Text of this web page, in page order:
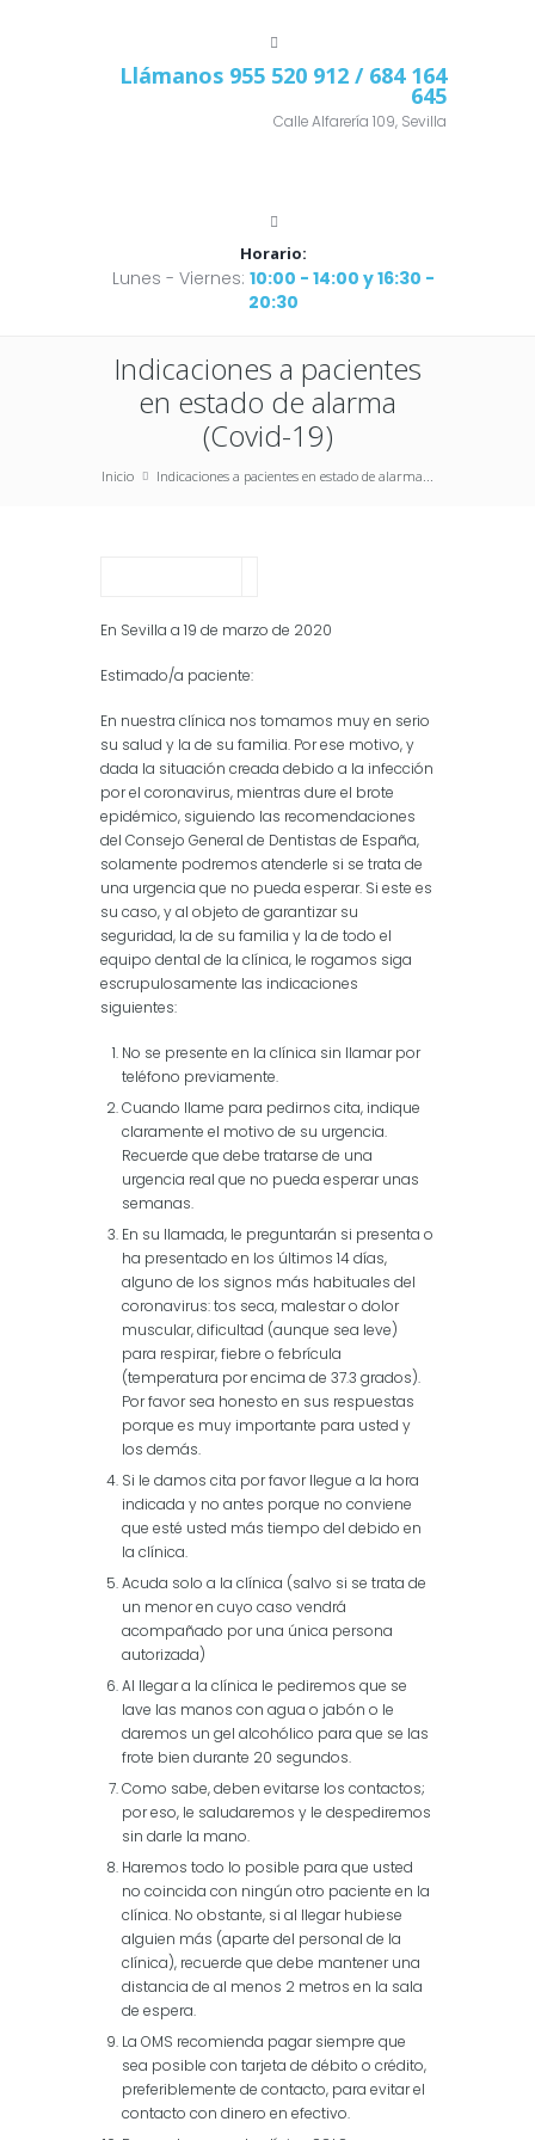
Llámanos 955 520 912 / 684 164
645
Calle Alfarería 109, Sevilla
Horario:
Lunes - Viernes: 10:00 - 14:00 y 16:30 -
20:30
Indicaciones a pacientes
en estado de alarma
(Covid-19)
Inicio Indicaciones a pacientes en estado de alarma...
En Sevilla a 19 de marzo de 2020
Estimado/a paciente:
En nuestra clínica nos tomamos muy en serio
su salud y la de su familia. Por ese motivo, y
dada la situación creada debido a la infección
por el coronavirus, mientras dure el brote
epidémico, siguiendo las recomendaciones
del Consejo General de Dentistas de España,
solamente podremos atenderle si se trata de
una urgencia que no pueda esperar. Si este es
su caso, y al objeto de garantizar su
seguridad, la de su familia y la de todo el
equipo dental de la clínica, le rogamos siga
escrupulosamente las indicaciones
siguientes:
No se presente en la clínica sin llamar por
teléfono previamente.
Cuando llame para pedirnos cita, indique
claramente el motivo de su urgencia.
Recuerde que debe tratarse de una
urgencia real que no pueda esperar unas
semanas.
En su llamada, le preguntarán si presenta o
ha presentado en los últimos 14 días,
alguno de los signos más habituales del
coronavirus: tos seca, malestar o dolor
muscular, dificultad (aunque sea leve)
para respirar, fiebre o febrícula
(temperatura por encima de 37.3 grados).
Por favor sea honesto en sus respuestas
porque es muy importante para usted y
los demás.
Si le damos cita por favor llegue a la hora
indicada y no antes porque no conviene
que esté usted más tiempo del debido en
la clínica.
Acuda solo a la clínica (salvo si se trata de
un menor en cuyo caso vendrá
acompañado por una única persona
autorizada)
Al llegar a la clínica le pediremos que se
lave las manos con agua o jabón o le
daremos un gel alcohólico para que se las
frote bien durante 20 segundos.
Como sabe, deben evitarse los contactos;
por eso, le saludaremos y le despediremos
sin darle la mano.
Haremos todo lo posible para que usted
no coincida con ningún otro paciente en la
clínica. No obstante, si al llegar hubiese
alguien más (aparte del personal de la
clínica), recuerde que debe mantener una
distancia de al menos 2 metros en la sala
de espera.
La OMS recomienda pagar siempre que
sea posible con tarjeta de débito o crédito,
preferiblemente de contacto, para evitar el
contacto con dinero en efectivo.